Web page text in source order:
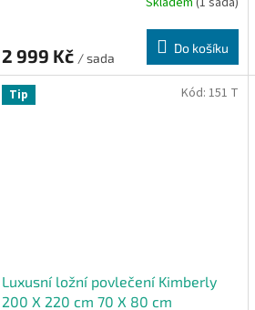
2 999 Kč / sada
Do košíku
Tip
Luxusní ložní povlečení Kimberly
200 X 220 cm 70 X 80 cm
Kód: 151 T